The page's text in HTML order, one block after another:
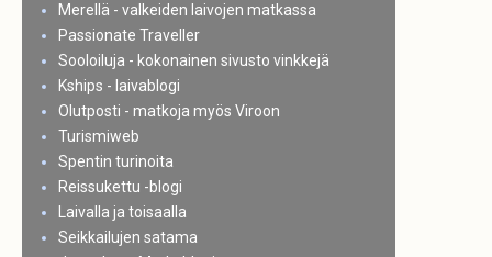
Merellä - valkeiden laivojen matkassa
Passionate Traveller
Sooloiluja - kokonainen sivusto vinkkejä
Kships - laivablogi
Olutposti - matkoja myös Viroon
Turismiweb
Spentin turinoita
Reissukettu -blogi
Laivalla ja toisaalla
Seikkailujen satama